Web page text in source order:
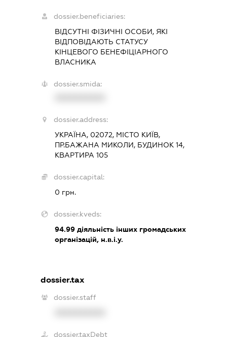
dossier.beneficiaries:
ВІДСУТНІ ФІЗИЧНІ ОСОБИ, ЯКІ
ВІДПОВІДАЮТЬ СТАТУСУ
КІНЦЕВОГО БЕНЕФІЦІАРНОГО
ВЛАСНИКА
dossier.smida:
dossier.address:
УКРАЇНА, 02072, МІСТО КИЇВ,
ПР.БАЖАНА МИКОЛИ, БУДИНОК 14,
КВАРТИРА 105
dossier.capital:
0 грн.
dossier.kveds:
94.99діяльність інших громадських
організацій, н.в.і.у.
dossier.tax
dossier.staff
dossier.taxDebt